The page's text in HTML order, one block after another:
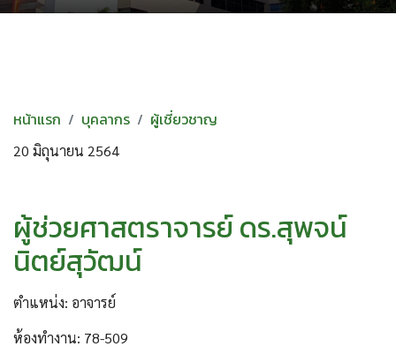
หน้าแรก บุคลากร ผู้เชี่ยวชาญ
20 มิถุนายน 2564
ผู้ช่วยศาสตราจารย์ ดร.สุพจน์
นิตย์สุวัฒน์
ตำแหน่ง: อาจารย์
ห้องทำงาน: 78-509